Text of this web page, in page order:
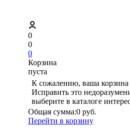
0
0
0
Корзина
пуста
К сожалению, ваша корзина
Исправить это
выберите в каталоге
Общая сумма:0 руб.
Перейти в корзину